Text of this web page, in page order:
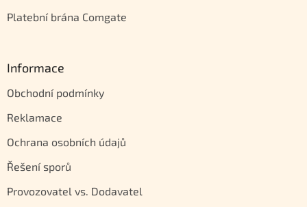
Platební brána Comgate
Informace
Obchodní podmínky
Reklamace
Ochrana osobních údajů
Řešení sporů
Provozovatel vs. Dodavatel